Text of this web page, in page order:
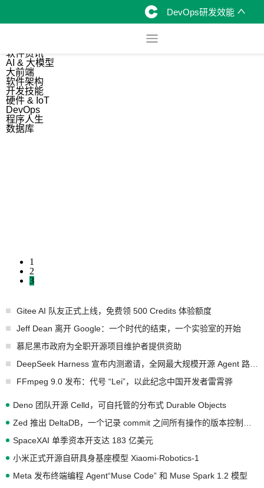
DevOps研发效能
软件资讯
AI & 大模型
大前端
软件架构
开发技能
硬件 & IoT
DevOps
程序人生
数据库
1
2
3
Gitee AI 队友正式上线，免费领 500 Credits 体验额度
Jeff Dean 离开 Google：一个时代的结束，一个实验室的开始
慕尼黑市政府为全职开源项目维护者提供资助
FFmpeg 9.0 发布：代号 “Lei”，以此纪念中国开发者雷霄骅
Deno 团队开源 Celld，可自托管的分布式 Durable Objects
SpaceXAI 单季资本开支达 183 亿美元
小米正式开源自研具身基座模型 Xiaomi-Robotics-1
Meta 发布终端编程 Agent“Muse Code” 和 Muse Spark 1.2 模型